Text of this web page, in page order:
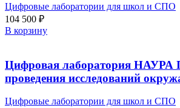
Цифровые лаборатории для школ и СПО
104 500 ₽
В корзину
Цифровая лаборатория
проведения исследований
Цифровые лаборатории для школ и СПО